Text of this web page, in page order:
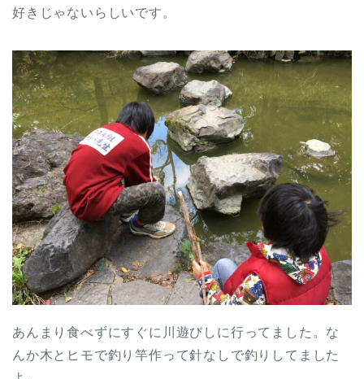
好きじゃないらしいです。
あんまり食べずにすぐに川遊びしに行ってました。な
んか木とヒモで釣り竿作って針なしで釣りしてました